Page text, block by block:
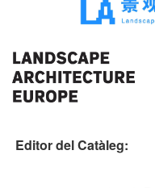
Editor del Catàleg: